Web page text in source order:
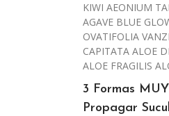
KIWI AEONIUM
AGAVE BLUE
OVATIFOLIA
CAPITATA ALOE
ALOE FRAGILIS
3 Formas
Propagar